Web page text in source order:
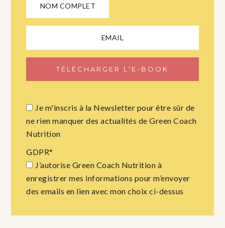
Je m'inscris à la Newsletter pour être sûr de
ne rien manquer des actualités de Green Coach
Nutrition
GDPR*
J’autorise Green Coach Nutrition à
enregistrer mes informations pour m’envoyer
des emails en lien avec mon choix ci-dessus